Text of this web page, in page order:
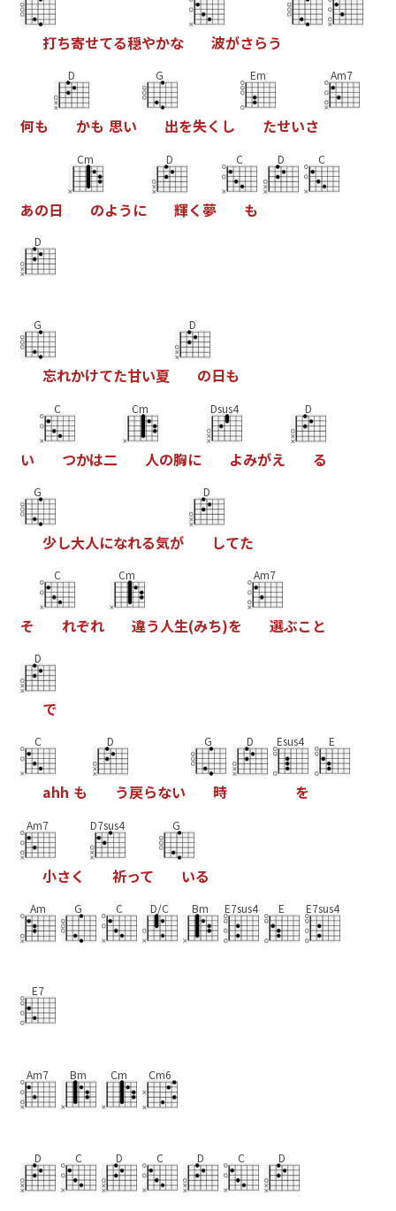
打ち寄せてる穏やかな 波がさらう
何も
D
かも 思い
G
出を失く し
Em
たせいさ
Am7
あの日
Cm
のよう に
D
輝く 夢
C
も
D C
D
G
忘れかけてた甘い夏
D
の日も
い
C
つかは二
Cm
人の胸に
Dsus4
よみがえ
D
る
G
少し大人になれる気が
D
してた
そ
C
れぞれ
Cm
違う人生(みち)を
Am7
選ぶこ と
D
で
C
ahh も
D
う戻らない
G
時
D Esus4
を
E
Am7
小さく
D7sus4
祈って
G
いる
Am G C D/C Bm E7sus4 E E7sus4
E7
Am7 Bm Cm Cm6
D C D C D C D